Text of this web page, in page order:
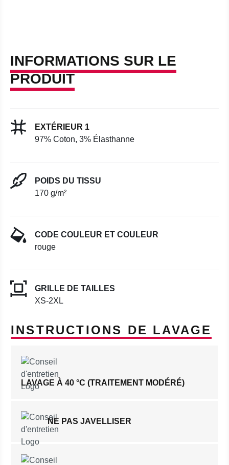
INFORMATIONS SUR LE
PRODUIT
EXTÉRIEUR 1
97% Coton, 3% Élasthanne
POIDS DU TISSU
170 g/m²
CODE COULEUR ET COULEUR
rouge
GRILLE DE TAILLES
XS-2XL
INSTRUCTIONS DE LAVAGE
LAVAGE À 40 °C (TRAITEMENT MODÉRÉ)
NE PAS JAVELLISER